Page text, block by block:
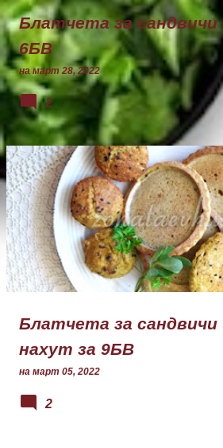
Блатчета за сандвичи
6БВ
намарт 28, 2022
2
Блатчета за сандвичи
нахут за 9БВ
на март 05, 2022
2